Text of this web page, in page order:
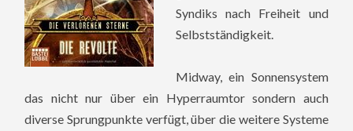
Syndiks nach Freiheit und
Selbstständigkeit.
Midway, ein Sonnensystem
das nicht nur über ein Hyperraumtor sondern auch
diverse Sprungpunkte verfügt, über die weitere Systeme